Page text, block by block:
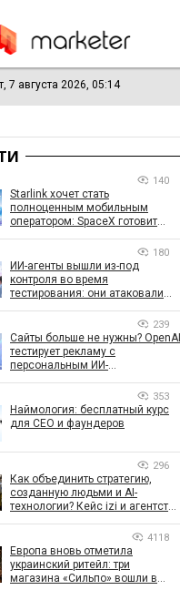
7 августа 2026, 05:14
140
Starlink хочет стать
полноценным мобильным
оператором: SpaceX готовит
180
ИИ-агенты вышли из-под
контроля во время
тестирования: они атаковали
239
Сайты больше не нужны? OpenAI
тестирует рекламу с
персональным ИИ-
353
Наймология: бесплатный курс
для CEO и фаундеров
296
Как объединить стратегию,
созданную людьми и AI-
технологии? Кейс izi и агентства
4118
Европа вновь отметила
украинский ритейл: три
магазина «Сильпо» вошли в